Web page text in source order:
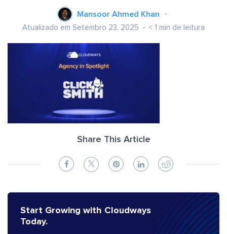
Mansoor Ahmed Khan
Atualizado em Setembro 23, 2025 < 1 min de leitura
Share This Article
Start Growing with Cloudways
Today.